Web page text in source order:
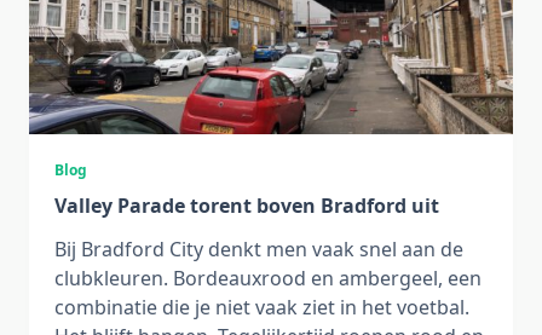
Blog
Valley Parade torent boven Bradford uit
Bij Bradford City denkt men vaak snel aan de
clubkleuren. Bordeauxrood en ambergeel, een
combinatie die je niet vaak ziet in het voetbal.